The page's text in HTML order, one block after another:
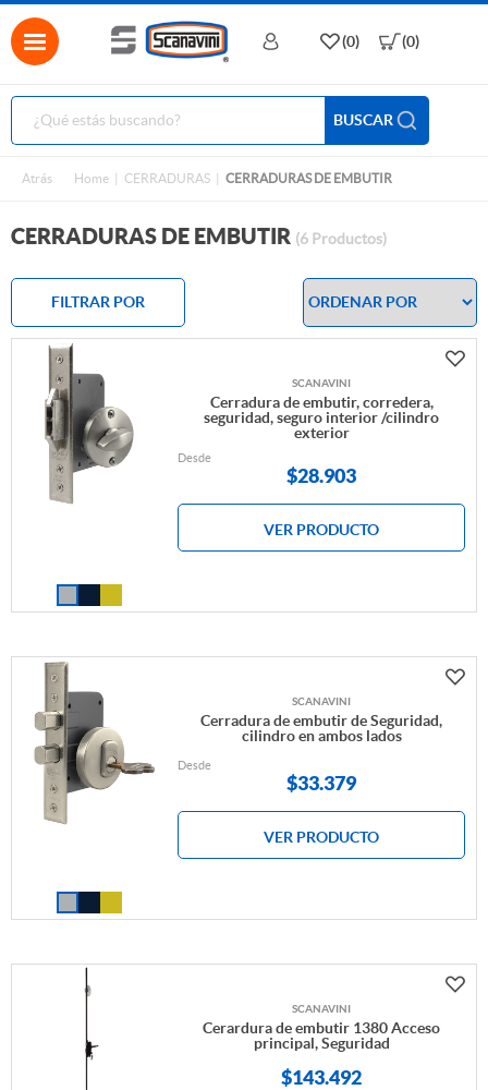
BUSCAR
(0) (0)
Atrás Home CERRADURAS CERRADURAS DE EMBUTIR
CERRADURAS DE EMBUTIR (6 Productos)
FILTRAR POR
SCANAVINI
Cerradura de embutir, corredera,
seguridad, seguro interior /cilindro
exterior
Desde
$28.903
VER PRODUCTO
SCANAVINI
Cerradura de embutir de Seguridad,
cilindro en ambos lados
Desde
$33.379
VER PRODUCTO
SCANAVINI
Cerardura de embutir 1380 Acceso
principal, Seguridad
$143.492